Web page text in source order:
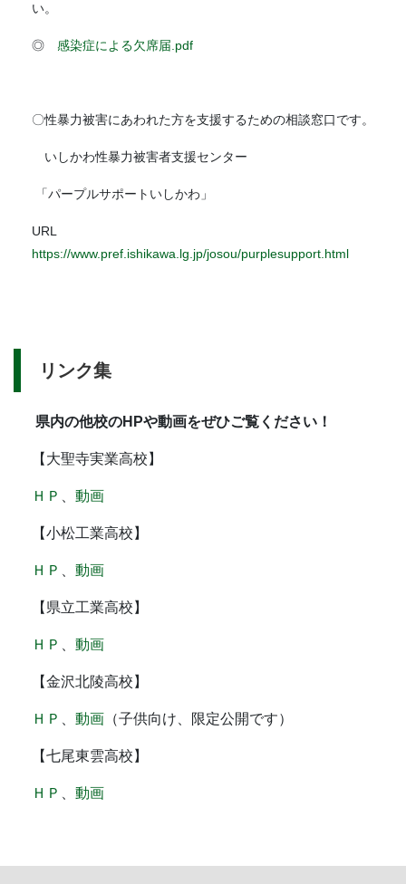
い。
◎ 感染症による欠席届.pdf
〇性暴力被害にあわれた方を支援するための相談窓口です。
いしかわ性暴力被害者支援センター
「パープルサポートいしかわ」
URL
https://www.pref.ishikawa.lg.jp/josou/purplesupport.html
リンク集
県内の他校のHPや動画をぜひご覧ください！
【大聖寺実業高校】
ＨＰ 動画
【小松工業高校】
ＨＰ 動画
【県立工業高校】
ＨＰ 動画
【金沢北陵高校】
ＨＰ 動画 （子供向け、限定公開です）
【七尾東雲高校】
ＨＰ 動画